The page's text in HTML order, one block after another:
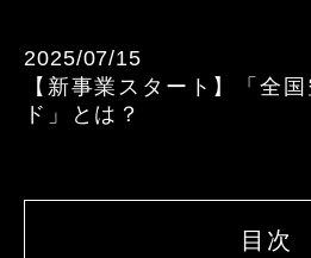
2025/07/15
【新事業スタート】「全
ド」とは？
目次